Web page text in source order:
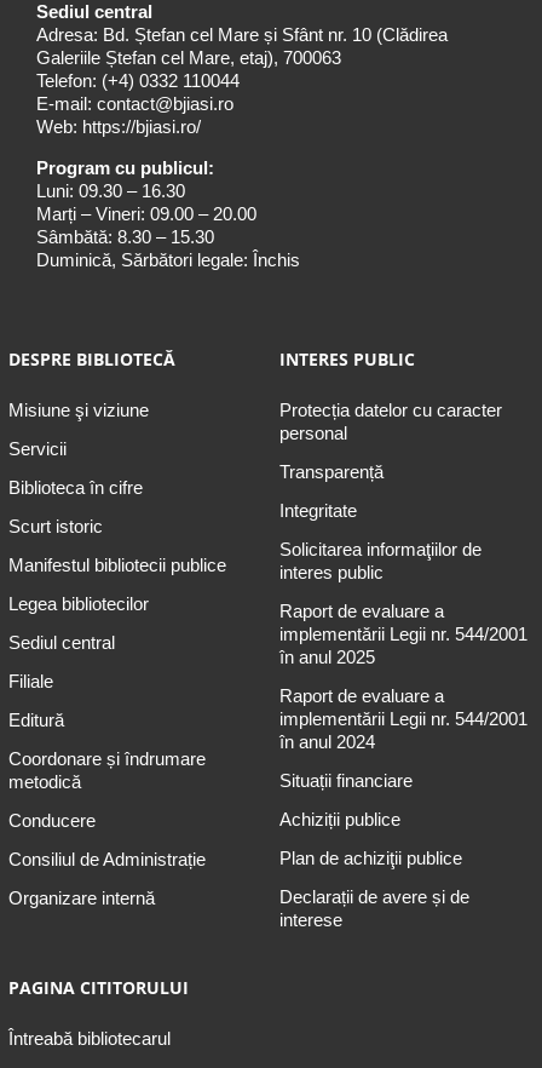
Sediul central
Adresa: Bd. Ștefan cel Mare și Sfânt nr. 10 (Clădirea
Galeriile Ștefan cel Mare, etaj), 700063
Telefon: (+4) 0332 110044
E-mail: contact@bjiasi.ro
Web: https://bjiasi.ro/
Program cu publicul:
Luni: 09.30 – 16.30
Marți – Vineri: 09.00 – 20.00
Sâmbătă: 8.30 – 15.30
Duminică, Sărbători legale: Închis
DESPRE BIBLIOTECĂ
Misiune şi viziune
Servicii
Biblioteca în cifre
Scurt istoric
Manifestul bibliotecii publice
Legea bibliotecilor
Sediul central
Filiale
Editură
Coordonare și îndrumare
metodică
Conducere
Consiliul de Administrație
Organizare internă
INTERES PUBLIC
Protecția datelor cu caracter
personal
Transparență
Integritate
Solicitarea informaţiilor de
interes public
Raport de evaluare a
implementării Legii nr. 544/2001
în anul 2025
Raport de evaluare a
implementării Legii nr. 544/2001
în anul 2024
Situații financiare
Achiziții publice
Plan de achiziţii publice
Declarații de avere și de
interese
PAGINA CITITORULUI
Întreabă bibliotecarul